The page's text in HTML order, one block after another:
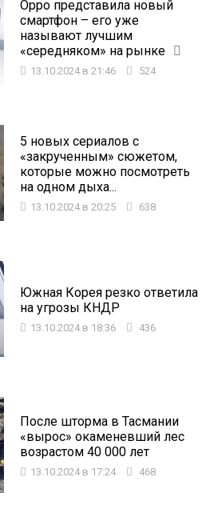
Oppo представила новый
смартфон – его уже
называют лучшим
«середняком» на рынке
13.10.2024 в 21:46 524
5 новых сериалов с
«закрученным» сюжетом,
которые можно посмотреть
на одном дыха...
13.10.2024 в 20:25 638
Южная Корея резко ответила
на угрозы КНДР
13.10.2024 в 18:36 436
После шторма в Тасмании
«вырос» окаменевший лес
возрастом 40 000 лет
13.10.2024 в 17:24 468